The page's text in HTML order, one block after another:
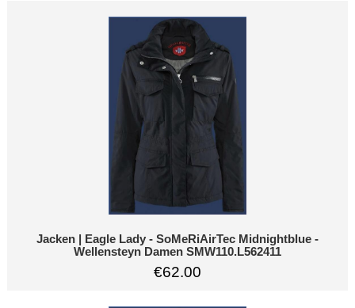
Jacken | Eagle Lady - SoMeRiAirTec Midnightblue -
Wellensteyn Damen SMW110.L562411
€62.00